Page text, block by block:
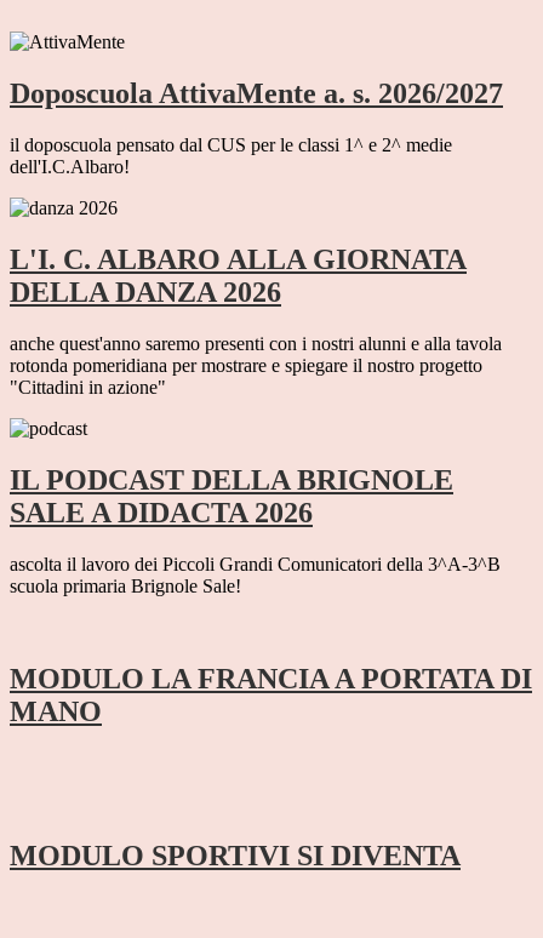
Doposcuola AttivaMente a. s. 2026/2027
il doposcuola pensato dal CUS per le classi 1^ e 2^ medie
dell'I.C.Albaro!
L'I. C. ALBARO ALLA GIORNATA
DELLA DANZA 2026
anche quest'anno saremo presenti con i nostri alunni e alla tavola
rotonda pomeridiana per mostrare e spiegare il nostro progetto
"Cittadini in azione"
IL PODCAST DELLA BRIGNOLE
SALE A DIDACTA 2026
ascolta il lavoro dei Piccoli Grandi Comunicatori della 3^A-3^B
scuola primaria Brignole Sale!
MODULO LA FRANCIA A PORTATA DI
MANO
MODULO SPORTIVI SI DIVENTA